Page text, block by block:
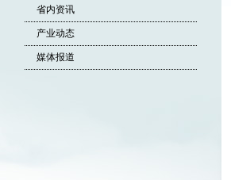
省内资讯
产业动态
媒体报道